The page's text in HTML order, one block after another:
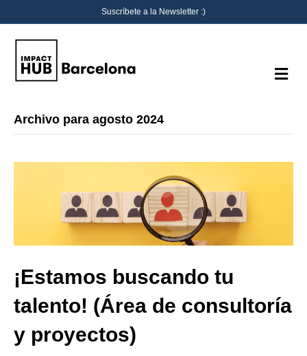
Suscríbete a la Newsletter :)
M
e
Archivo para agosto 2024
¡Estamos buscando tu
talento! (Área de consultoría
y proyectos)